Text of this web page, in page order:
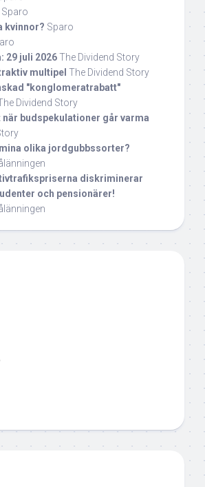
Sparo
kvinnor? Sparo
29 juli 2026The Dividend Story
multipel The Dividend Story
"konglomeratrabatt"
Dividend Story
budspekulationer går varma
olika jordgubbssorter?
diskriminerar
och pensionärer!